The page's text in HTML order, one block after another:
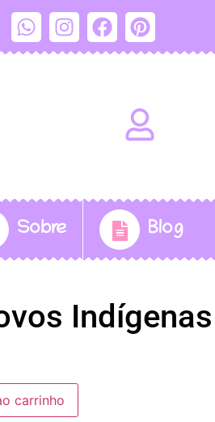
Sobre Blog
Indígenas
carrinho